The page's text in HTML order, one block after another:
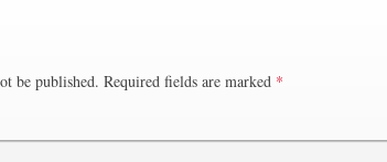
be published. Required fields are marked *